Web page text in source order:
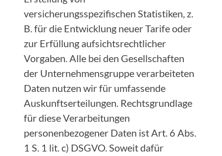
versicherungsspezifischen Statistiken, z.
B. für die Entwicklung neuer Tarife oder
zur Erfüllung aufsichtsrechtlicher
Vorgaben. Alle bei den Gesellschaften
der Unternehmensgruppe verarbeiteten
Daten nutzen wir für umfassende
Auskunftserteilungen. Rechtsgrundlage
für diese Verarbeitungen
personenbezogener Daten ist Art. 6 Abs.
1 S. 1 lit. c) DSGVO. Soweit dafür